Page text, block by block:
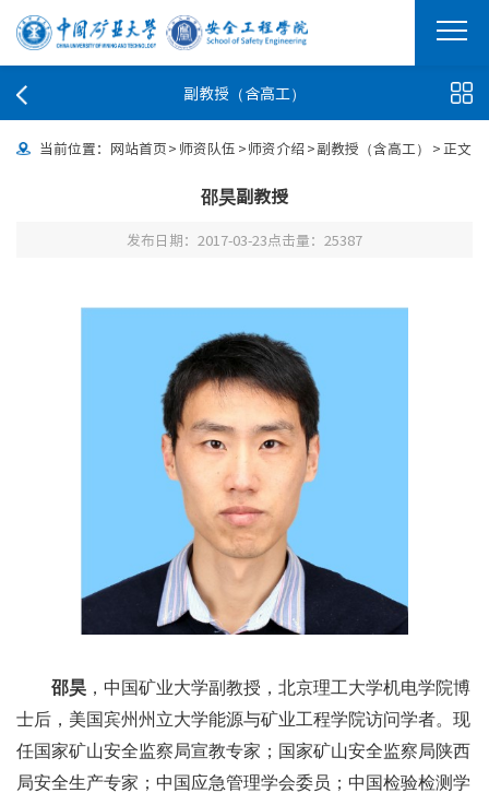
副教授（含高工）
当前位置： 网站首页> 师资队伍 >师资介绍 >副教授（含高工） >正文
邵昊副教授
发布日期：2017-03-23点击量： 25387
邵昊 ，中国矿业大学副教授，北京理工大学机电学院博
士后，美国宾州州立大学能源与矿业工程学院访问学者。现
任国家矿山安全监察局宣教专家；国家矿山安全监察局陕西
局安全生产专家；中国应急管理学会委员；中国检验检测学